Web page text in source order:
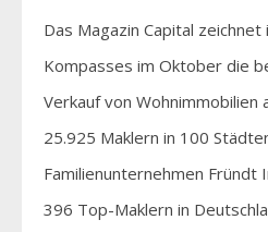
Das Magazin Capital
Kompasses im Oktober die
Verkauf von Wohnimmobilien
25.925 Maklern in 100
Familienunternehmen Fründt
396 Top-Maklern in